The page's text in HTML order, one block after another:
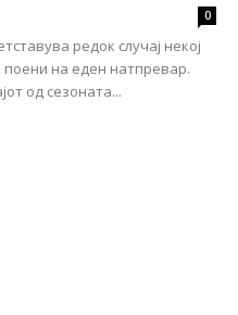
0
редок случај некој
поени на еден натпревар.
од сезоната...